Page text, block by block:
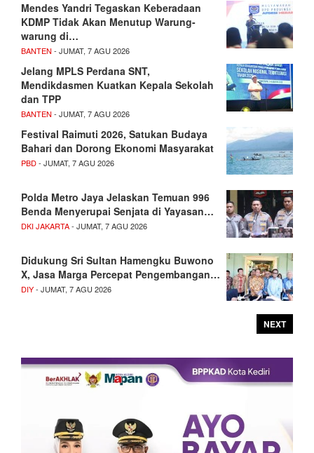
Mendes Yandri Tegaskan Keberadaan
KDMP Tidak Akan Menutup Warung-
warung di…
BANTEN - JUMAT, 7 AGU 2026
Jelang MPLS Perdana SNT,
Mendikdasmen Kuatkan Kepala Sekolah
dan TPP
BANTEN - JUMAT, 7 AGU 2026
Festival Raimuti 2026, Satukan Budaya
Bahari dan Dorong Ekonomi Masyarakat
PBD- JUMAT, 7 AGU 2026
Polda Metro Jaya Jelaskan Temuan 996
Benda Menyerupai Senjata di Yayasan…
DKI JAKARTA- JUMAT, 7 AGU 2026
Didukung Sri Sultan Hamengku Buwono
X, Jasa Marga Percepat Pengembangan…
DIY- JUMAT, 7 AGU 2026
NEXT